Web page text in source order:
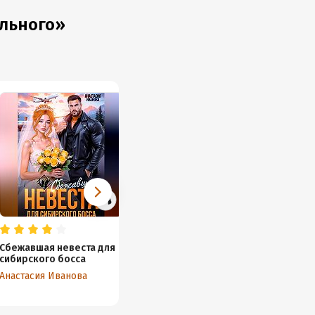
Сбежавшая невеста для
сибирского босса
Анастасия Иванова